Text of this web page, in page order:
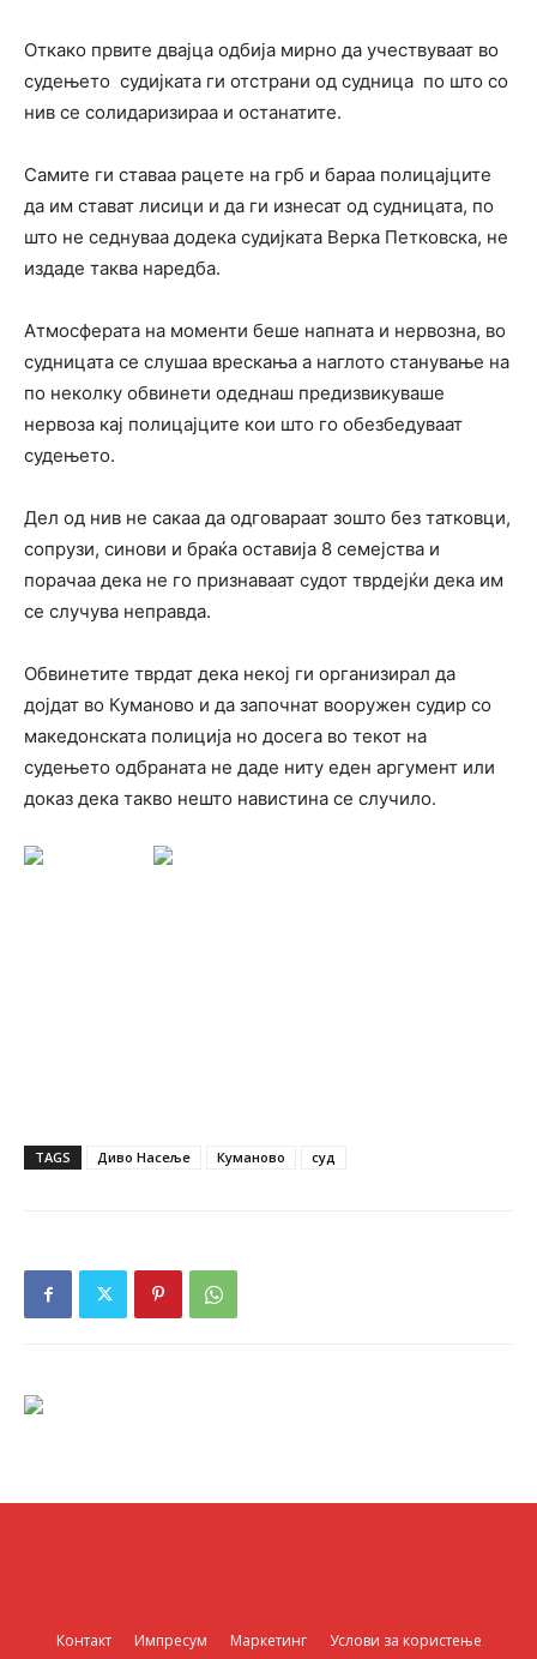
Откако првите двајца одбија мирно да учествуваат во
судењето судијката ги отстрани од судница по што со
нив се солидаризираа и останатите.
Самите ги ставаа рацете на грб и бараа полицајците
да им стават лисици и да ги изнесат од судницата, по
што не седнуваа додека судијката Верка Петковска, не
издаде таква наредба.
Атмосферата на моменти беше напната и нервозна, во
судницата се слушаа врескања а наглото станување на
по неколку обвинети одеднаш предизвикуваше
нервоза кај полицајците кои што го обезбедуваат
судењето.
Дел од нив не сакаа да одговараат зошто без татковци,
сопрузи, синови и браќа оставија 8 семејства и
порачаа дека не го признаваат судот тврдејќи дека им
се случува неправда.
Обвинетите тврдат дека некој ги организирал да
дојдат во Куманово и да започнат вооружен судир со
македонската полиција но досега во текот на
судењето одбраната не даде ниту еден аргумент или
доказ дека такво нешто навистина се случило.
TAGS Диво Насеље Куманово суд
Контакт Импресум Маркетинг Услови за користење